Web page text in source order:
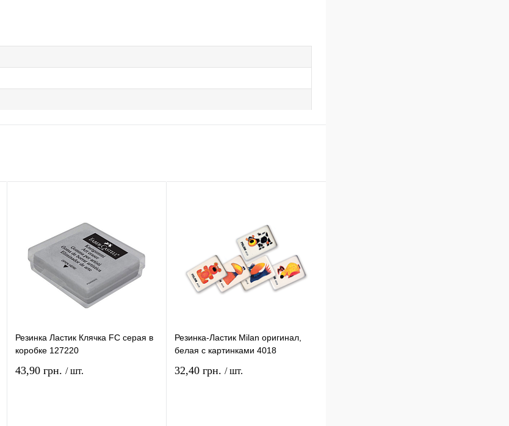
Резинка Ластик Клячка FC серая в
коробке 127220
43,90 грн. / шт.
Резинка-Ластик Milan оригинал,
белая с картинками 4018
32,40 грн. / шт.